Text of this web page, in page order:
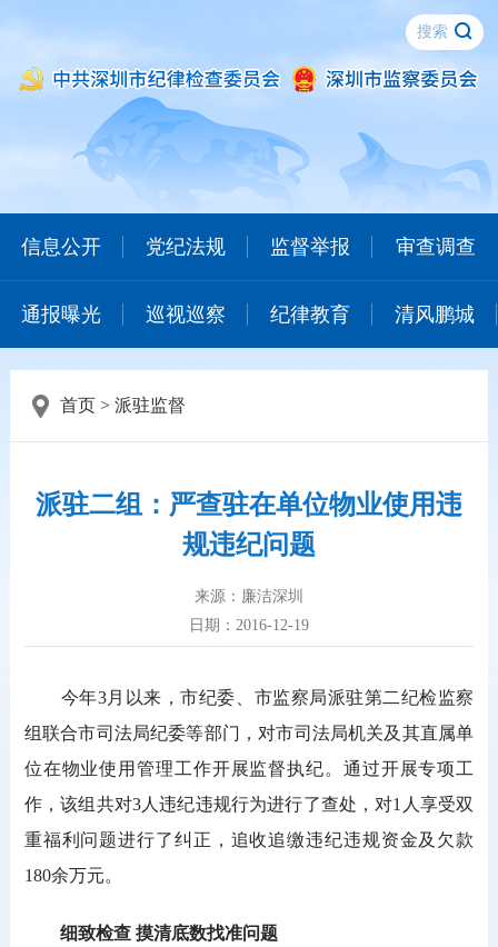
信息公开 党纪法规 监督举报 审查调查
通报曝光 巡视巡察 纪律教育 清风鹏城
首页> 派驻监督
派驻二组：严查驻在单位物业使用违
规违纪问题
来源：廉洁深圳
日期：2016-12-19
今年3月以来，市纪委、市监察局派驻第二纪检监察
组联合市司法局纪委等部门，对市司法局机关及其直属单
位在物业使用管理工作开展监督执纪。通过开展专项工
作，该组共对3人违纪违规行为进行了查处，对1人享受双
重福利问题进行了纠正，追收追缴违纪违规资金及欠款
180余万元。
细致检查 摸清底数找准问题